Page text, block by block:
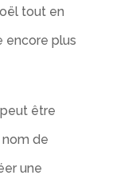
tout en
encore plus
être
nom de
une